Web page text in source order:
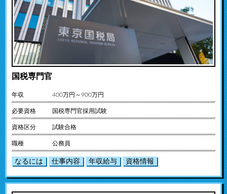
国税専門官
年収 400万円～900万円
必要資格 国税専門官採用試験
資格区分 試験合格
職種 公務員
なるには 仕事内容 年収給与 資格情報